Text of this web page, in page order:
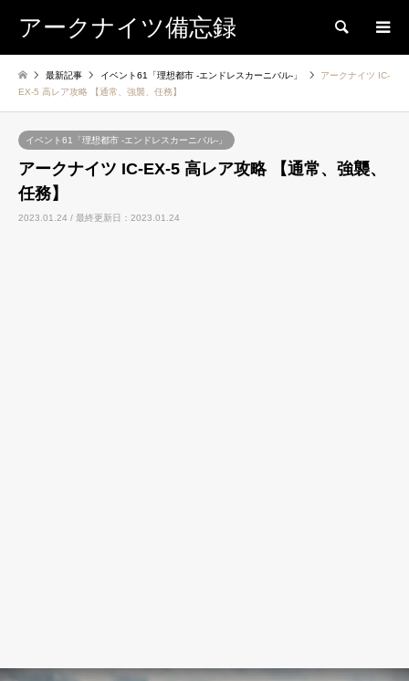
アークナイツ備忘録 検索
最新記事 イベント61「理想都市 -エンドレスカーニバル-」
アークナイツ IC-
EX-5 高レア攻略 【通常、強襲、任務】
イベント61「理想都市 -エンドレスカーニバル-」
アークナイツ IC-EX-5 高レア攻略 【通常、強襲、
任務】
2023.01.24 / 最終更新日：2023.01.24